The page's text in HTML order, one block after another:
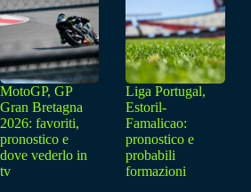
MotoGP, GP
Gran Bretagna
2026: favoriti,
pronostico e
dove vederlo in
tv
Liga Portugal,
Estoril-
Famalicao:
pronostico e
probabili
formazioni